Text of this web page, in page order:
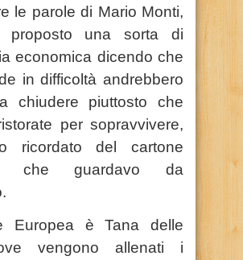
le parole di Mario Monti,
proposto una sorta di
economica dicendo che
in difficoltà andrebbero
chiudere piuttosto che
per sopravvivere,
ricordato del cartone
che guardavo da
Europea è Tana delle
vengono allenati i